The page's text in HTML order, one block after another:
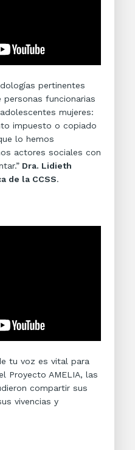
pertinentes
funcionarias
mujeres:
impuesto o copiado
lo hemos
actores sociales con
Dra. Lidieth
de la CCSS.
tu voz es vital para
Proyecto AMELIA, las
compartir sus
vivencias y